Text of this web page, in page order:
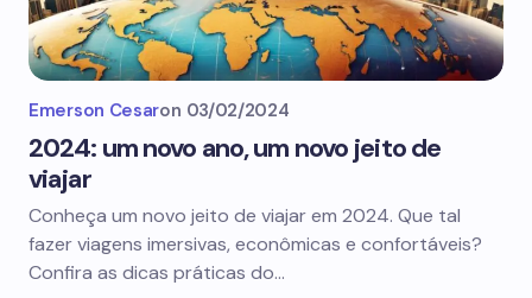
Emerson Cesaron 03/02/2024
2024: um novo ano, um novo jeito de
viajar
Conheça um novo jeito de viajar em 2024. Que tal
fazer viagens imersivas, econômicas e confortáveis?
Confira as dicas práticas do…